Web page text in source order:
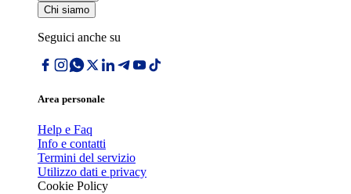
Chi siamo
Seguici anche su
Area personale
Help e Faq
Info e contatti
Termini del servizio
Utilizzo dati e privacy
Cookie Policy